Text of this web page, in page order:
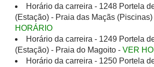
Horário da carreira - 1248 Portela
(Estação) - Praia das Maçãs (Piscinas)
HORÁRIO
Horário da carreira - 1249 Portela
(Estação) - Praia do Magoito - VER
Horário da carreira - 1250 Portela